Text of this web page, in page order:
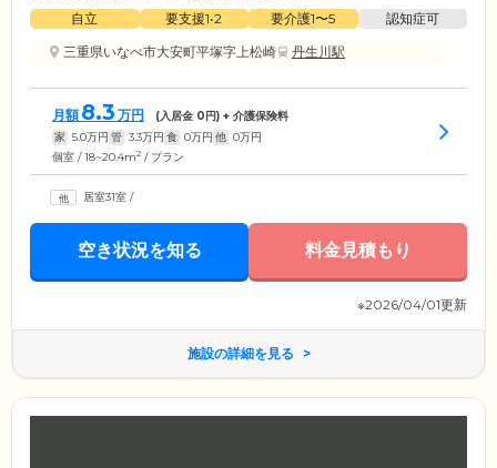
自立 要支援1•2 要介護1〜5
認知症可
三重県いなべ市大安町平塚字上松崎
丹生川駅
月額 8.3 万円 (入居金 0円) + 介護保険料
家 5.0万円 管 3.3万円 食 0万円 他 0万円
個室 / 18~20.4m2 / プラン
居室31室 /
空き状況を知る 料金見積もり
※2026/04/01更新
施設の詳細を見る